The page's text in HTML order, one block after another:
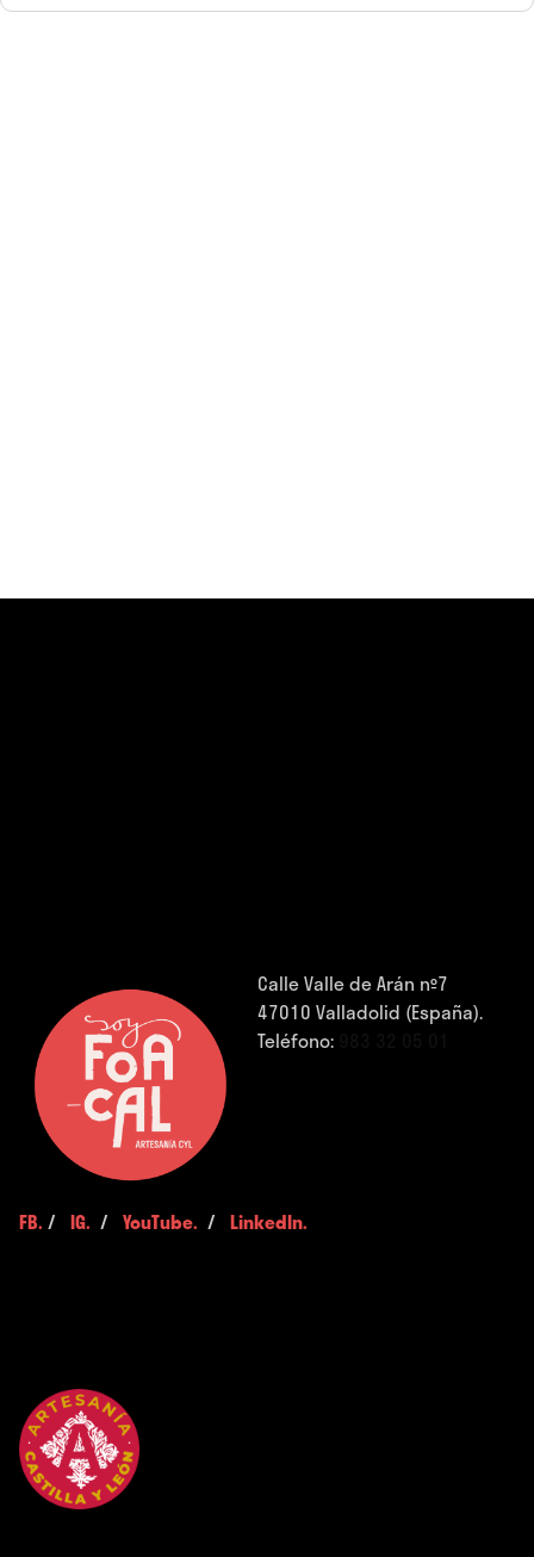
Calle Valle de Arán nº7
47010 Valladolid (España).
Teléfono:
FB. / IG. / YouTube. / LinkedIn.